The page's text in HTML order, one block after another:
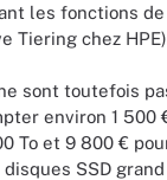
les fonctions
Tiering chez
sont toutefois
environ 1 500
To et 9 800 €
SSD grand